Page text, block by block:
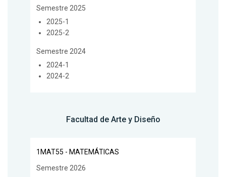
Semestre 2025
2025-1
2025-2
Semestre 2024
2024-1
2024-2
Facultad de Arte y Diseño
1MAT55 - MATEMÁTICAS
Semestre 2026